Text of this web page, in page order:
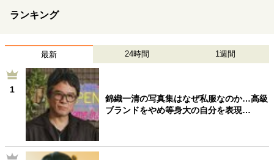
ランキング
最新 24時間 1週間
1
錦織一清の写真集はなぜ私服なのか…高級
ブランドをやめ等身大の自分を表現…